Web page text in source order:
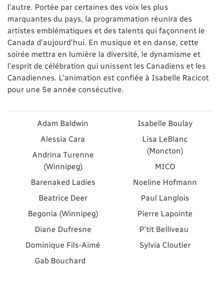
l’autre. Portée par certaines des voix les plus
marquantes du pays, la programmation réunira des
artistes emblématiques et des talents qui façonnent le
Canada d’aujourd’hui. En musique et en danse, cette
soirée mettra en lumière la diversité, le dynamisme et
l’esprit de célébration qui unissent les Canadiens et les
Canadiennes. L’animation est confiée à Isabelle Racicot
pour une 5e année consécutive.
Adam Baldwin
Alessia Cara
Andrina Turenne
(Winnipeg)
Barenaked Ladies
Beatrice Deer
Begonia (Winnipeg)
Diane Dufresne
Dominique Fils-Aimé
Gab Bouchard
Isabelle Boulay
Lisa LeBlanc
(Moncton)
MICO
Noeline Hofmann
Paul Langlois
Pierre Lapointe
P’tit Belliveau
Sylvia Cloutier